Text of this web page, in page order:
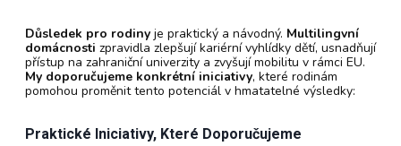
Důsledek pro rodiny je praktický a návodný. Multilingvní
domácnosti zpravidla zlepšují kariérní vyhlídky dětí, usnadňují
přístup na zahraniční univerzity a zvyšují mobilitu v rámci EU.
My doporučujeme konkrétní iniciativy, které rodinám
pomohou proměnit tento potenciál v hmatatelné výsledky:
Praktické Iniciativy, Které Doporučujeme